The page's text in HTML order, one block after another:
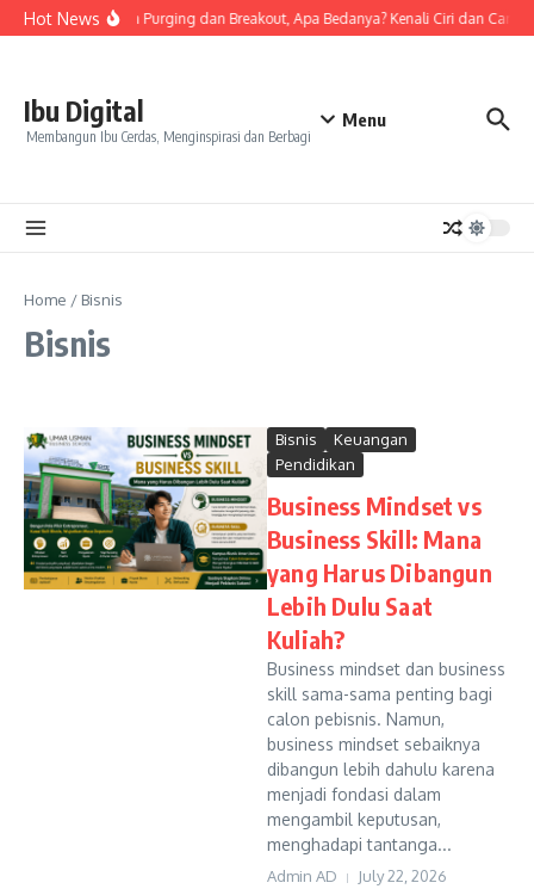
Skip to content
Hot News
Tanda Skin Purging dan Breakout, Apa Bedanya? Kenali Ciri dan Cara
Ibu Digital
Membangun Ibu Cerdas, Menginspirasi dan Berbagi
Menu
Home / Bisnis
Bisnis
Bisnis
Keuangan
Pendidikan
Business Mindset vs
Business Skill: Mana
yang Harus Dibangun
Lebih Dulu Saat
Kuliah?
Business mindset dan business
skill sama-sama penting bagi
calon pebisnis. Namun,
business mindset sebaiknya
dibangun lebih dahulu karena
menjadi fondasi dalam
mengambil keputusan,
menghadapi tantanga...
Admin AD July 22, 2026